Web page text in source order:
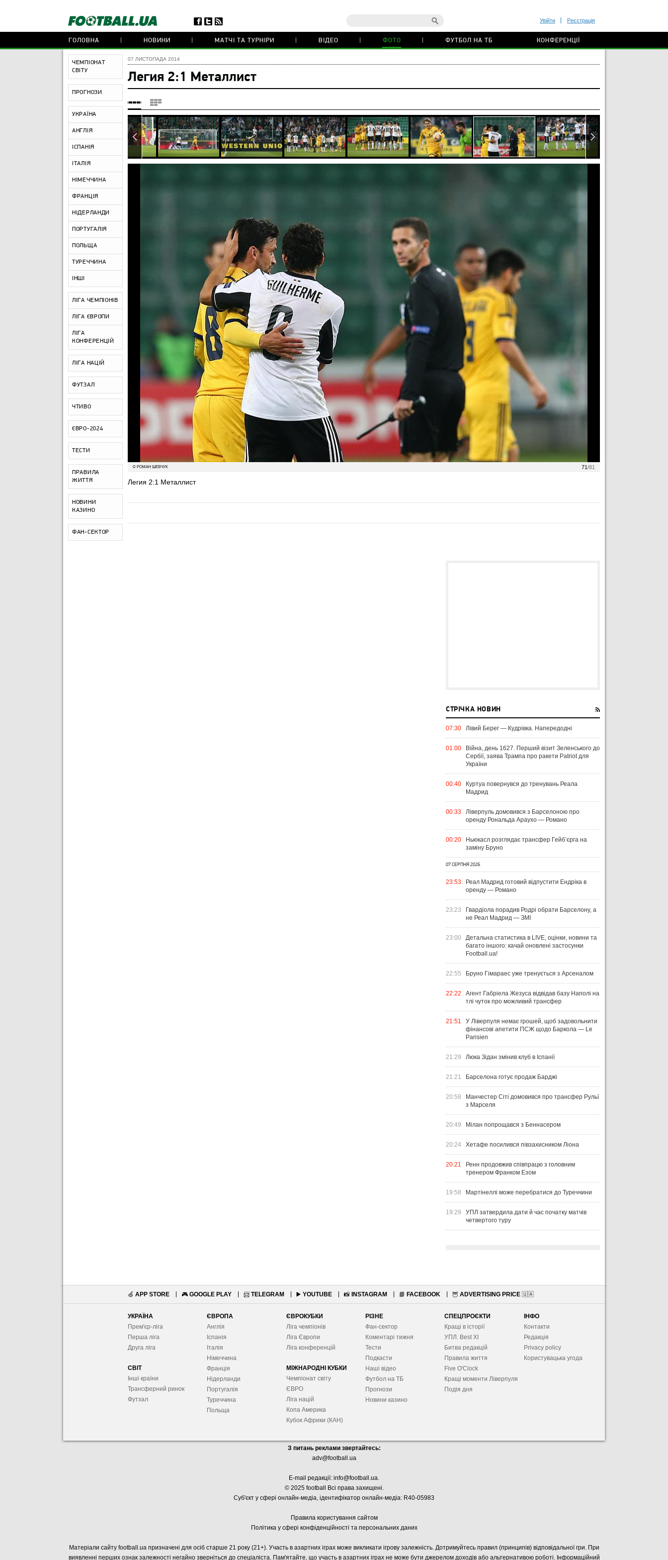
Увійти Реєстрація
ГОЛОВНА НОВИНИ МАТЧІ ТА ТУРНІРИ ВІДЕО ФОТО ФУТБОЛ НА ТБ КОНФЕРЕНЦІЇ
ЧЕМПІОНАТ
СВІТУ
ПРОГНОЗИ
УКРАЇНА
АНГЛІЯ
ІСПАНІЯ
ІТАЛІЯ
НІМЕЧЧИНА
ФРАНЦІЯ
НІДЕРЛАНДИ
ПОРТУГАЛІЯ
ПОЛЬЩА
ТУРЕЧЧИНА
ІНШІ
ЛІГА ЧЕМПІОНІВ
ЛІГА ЄВРОПИ
ЛІГА
КОНФЕРЕНЦІЙ
ЛІГА НАЦІЙ
ФУТЗАЛ
ЧТИВО
ЄВРО-2024
ТЕСТИ
ПРАВИЛА
ЖИТТЯ
НОВИНИ
КАЗИНО
ФАН-СЕКТОР
07 ЛИСТОПАДА 2014
Легия 2:1 Металлист
71/81
© РОМАН ШЕВЧУК
Легия 2:1 Металлист
СТРІЧКА НОВИН
07:30 Лівий Берег — Кудрівка. Напередодні
01:00
Війна, день 1627. Перший візит Зеленського до
Сербії, заява Трампа про ракети Patriot для
України
00:40
Куртуа повернувся до тренувань Реала
Мадрид
00:33
Ліверпуль домовився з Барселоною про
оренду Рональда Араухо — Романо
00:20
Ньюкасл розглядає трансфер Гейб’єрга на
заміну Бруно
07 СЕРПНЯ 2026
23:53
Реал Мадрид готовий відпустити Ендріка в
оренду — Романо
23:23
Гвардіола порадив Родрі обрати Барселону, а
не Реал Мадрид — ЗМІ
23:00
Детальна статистика в LIVE, оцінки, новини та
багато іншого: качай оновлені застосунки
Football.ua!
22:55 Бруно Гімараес уже тренується з Арсеналом
22:22
Агент Габріела Жезуса відвідав базу Наполі на
тлі чуток про можливий трансфер
21:51
У Ліверпуля немає грошей, щоб задовольнити
фінансові апетити ПСЖ щодо Баркола — Le
Parisien
21:29 Люка Зідан змінив клуб в Іспанії
21:21 Барселона готує продаж Барджі
20:58
Манчестер Сіті домовився про трансфер Рульї
з Марселя
20:49 Мілан попрощався з Беннасером
20:24 Хетафе посилився півзахисником Ліона
20:21
Ренн продовжив співпрацю з головним
тренером Франком Езом
19:58 Мартінеллі може перебратися до Туреччини
19:29
УПЛ затвердила дати й час початку матчів
четвертого туру
🍏 APP STORE 🎮 GOOGLE PLAY 📨 TELEGRAM ▶️ YOUTUBE 📸 INSTAGRAM 📘 FACEBOOK 🦉 ADVERTISING PRICE 🇺🇦
УКРАЇНА
Прем'єр-ліга
Перша ліга
Друга ліга
СВІТ
Інші країни
Трансферний ринок
Футзал
ЄВРОПА
Англія
Іспанія
Італія
Німеччина
Франція
Нідерланди
Португалія
Туреччина
Польща
ЄВРОКУБКИ
Ліга чемпіонів
Ліга Європи
Ліга конференцій
МІЖНАРОДНІ КУБКИ
Чемпіонат світу
ЄВРО
Ліга націй
Копа Америка
Кубок Африки (КАН)
РІЗНЕ
Фан-сектор
Коментарі тижня
Тести
Подкасти
Наші відео
Футбол на ТБ
Прогнози
Новини казино
СПЕЦПРОЄКТИ
Кращі в історії
УПЛ. Best XІ
Битва редакцій
Правила життя
Five O'Clock
Кращі моменти Ліверпуля
Подія дня
ІНФО
Контакти
Редакція
Privacy policy
Користувацька угода
З питань реклами звертайтесь:
adv@football.ua
E-mail редакції: info@football.ua.
© 2025 football Всі права захищені.
Суб'єкт у сфері онлайн-медіа, ідентифікатор онлайн-медіа: R40-05983
Правила користування сайтом
Політика у сфері конфіденційності та персональних даних
Матеріали сайту football.ua призначені для осіб старше 21 року (21+). Участь в азартних іграх може викликати ігрову залежність. Дотримуйтесь правил (принципів) відповідальної гри. При
виявленні перших ознак залежності негайно зверніться до спеціаліста. Пам'ятайте, що участь в азартних іграх не може бути джерелом доходів або альтернативою роботі. Інформаційний